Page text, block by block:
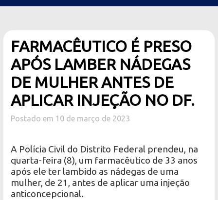
FARMACÊUTICO É PRESO
APÓS LAMBER NÁDEGAS
DE MULHER ANTES DE
APLICAR INJEÇÃO NO DF.
Postado em 10 de março de 2023
A Polícia Civil do Distrito Federal prendeu, na
quarta-feira (8), um farmacêutico de 33 anos
após ele ter lambido as nádegas de uma
mulher, de 21, antes de aplicar uma injeção
anticoncepcional.